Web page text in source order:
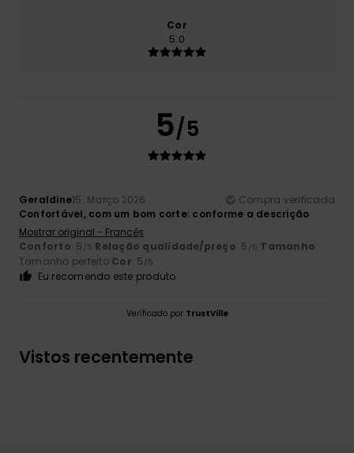
Cor
5.0
5/5
Geraldine15. Março 2026
Compra verificada
Confortável, com um bom corte: conforme a descrição
Mostrar original - Francês
Conforto: 5 /5 Relação qualidade/preço: 5 /5 Tamanho:
Tamanho perfeito Cor: 5 /5
Eu recomendo este produto
Verificado por TrustVille
Vistos recentemente